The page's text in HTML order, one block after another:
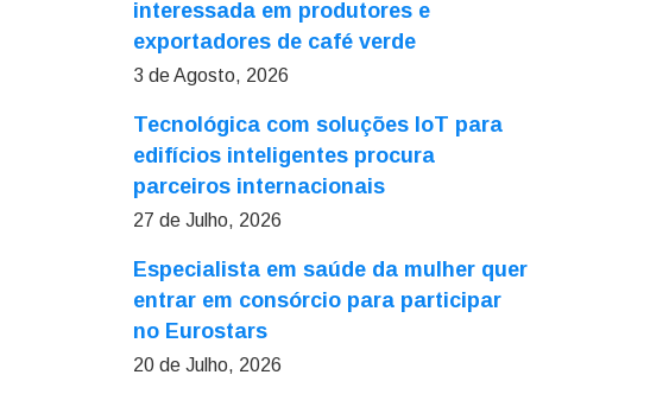
interessada em produtores e
exportadores de café verde
3 de Agosto, 2026
Tecnológica com soluções IoT para
edifícios inteligentes procura
parceiros internacionais
27 de Julho, 2026
Especialista em saúde da mulher quer
entrar em consórcio para participar
no Eurostars
20 de Julho, 2026